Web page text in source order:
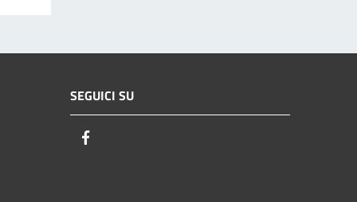
SEGUICI SU